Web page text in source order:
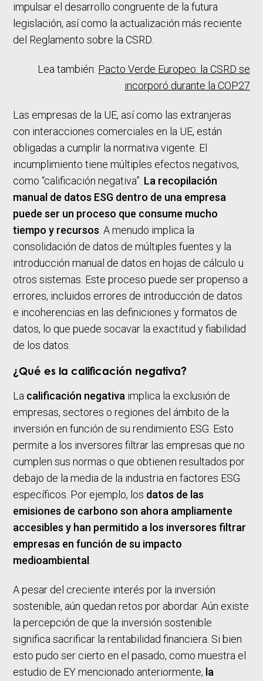
impulsar el desarrollo congruente de la futura
legislación, así como la actualización más reciente
del Reglamento sobre la CSRD.
Lea también: Pacto Verde Europeo: la CSRD se
incorporó durante la COP27
Las empresas de la UE, así como las extranjeras
con interacciones comerciales en la UE, están
obligadas a cumplir la normativa vigente. El
incumplimiento tiene múltiples efectos negativos,
como “calificación negativa”. La recopilación
manual de datos ESG dentro de una empresa
puede ser un proceso que consume mucho
tiempo y recursos . A menudo implica la
consolidación de datos de múltiples fuentes y la
introducción manual de datos en hojas de cálculo u
otros sistemas. Este proceso puede ser propenso a
errores, incluidos errores de introducción de datos
e incoherencias en las definiciones y formatos de
datos, lo que puede socavar la exactitud y fiabilidad
de los datos.
¿Qué es la calificación negativa?
La calificación negativa implica la exclusión de
empresas, sectores o regiones del ámbito de la
inversión en función de su rendimiento ESG. Esto
permite a los inversores filtrar las empresas que no
cumplen sus normas o que obtienen resultados por
debajo de la media de la industria en factores ESG
específicos. Por ejemplo, los datos de las
emisiones de carbono son ahora ampliamente
accesibles y han permitido a los inversores filtrar
empresas en función de su impacto
medioambiental
A pesar del creciente interés por la inversión
sostenible, aún quedan retos por abordar. Aún existe
la percepción de que la inversión sostenible
significa sacrificar la rentabilidad financiera. Si bien
esto pudo ser cierto en el pasado, como muestra el
estudio de EY mencionado anteriormente, la